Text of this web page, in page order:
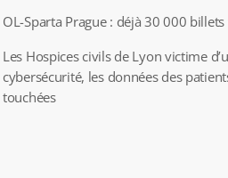
OL-Sparta Prague : déjà 30 000
Les Hospices civils de Lyon victime
cybersécurité, les données des
touchées